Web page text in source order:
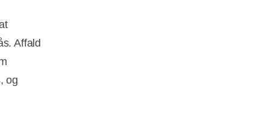
Affald
og